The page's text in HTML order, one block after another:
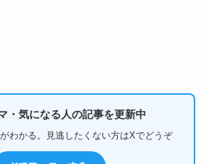
・気になる人の記事を更新中
わかる。見逃したくない方はXでどうぞ